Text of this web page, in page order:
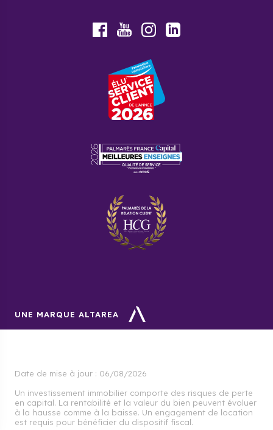
FacebookYoutubeInstagram
UNE MARQUE ALTAREA
Date de mise à jour : 06/08/2026
Un investissement immobilier comporte des risques de perte
en capital. La rentabilité et la valeur du bien peuvent évoluer
à la hausse comme à la baisse. Un engagement de location
est requis pour bénéficier du dispositif fiscal.